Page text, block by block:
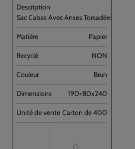
Sac Cabas Avec Anses Torsadées Brun [...]
Papier
NON
Brun
190+80x240
Carton de 400